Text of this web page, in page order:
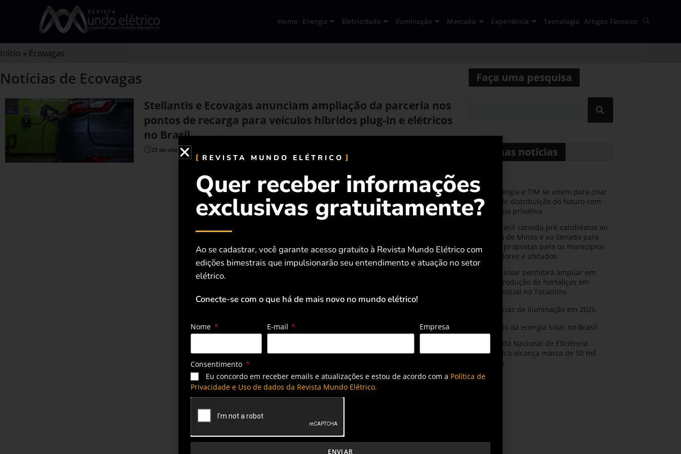
Home Energia Eletricidade Iluminação Mercado Experiência Tecnologia Artigos Técnicos
Início » Ecovagas
Notícias de Ecovagas
Stellantis e Ecovagas anunciam ampliação da parceria nos
pontos de recarga para veículos híbridos plug-in e elétricos
no Brasil
23 de setembro de 2022
Faça uma pesquisa
Últimas notícias
CPFL Energia e TIM se unem para criar
a rede de distribuição do futuro com
tecnologia privativa
AMIG Brasil convida pré-candidatos ao
Governo de Minas e ao Senado para
discutir propostas para os municípios
mineradores e afetados
Energia solar permitirá ampliar em
25% a produção de hortaliças em
projeto social no Tocantins
Tendências de Iluminação em 2026
Expansão da energia solar no Brasil
Olimpíada Nacional de Eficiência
Energética alcança marca de 50 mil
inscritos
REVISTA MUNDO ELÉTRICO
Quer receber informações
exclusivas gratuitamente?
Ao se cadastrar, você garante acesso gratuito à Revista Mundo Elétrico com
edições bimestrais que impulsionarão seu entendimento e atuação no setor
elétrico.
Conecte-se com o que há de mais novo no mundo elétrico!
Nome E-mail Empresa
Consentimento
Eu concordo em receber emails e atualizações e estou de acordo com a Política de
Privacidade e Uso de dados da Revista Mundo Elétrico.
ENVIAR